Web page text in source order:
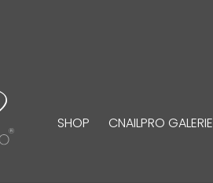
SHOP CNAILPRO GALERIE